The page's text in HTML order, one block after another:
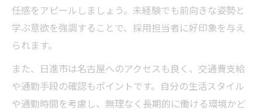
任感をアピールしましょう。未経験でも前向きな姿勢と
学ぶ意欲を強調することで、採用担当者に好印象を与え
られます。
また、日進市は名古屋へのアクセスも良く、交通費支給
や通勤手段の確認もポイントです。自分の生活スタイル
や通勤時間を考慮し、無理なく長期的に働ける環境かど